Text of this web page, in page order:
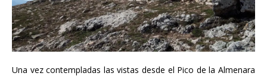
Una vez contempladas las vistas desde el Pico de la Almenara